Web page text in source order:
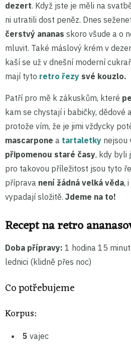
dezert. Když jste je měli na
ni utratili dost peněz. Dnes
čerstvý ananas skoro všude a o
mluvit. Také máslový krém v
kaší se už v dnešní moderní
mají tyto retro řezy své kouzlo.
Patří pro mě k zákuskům, které
kam se chystají i babičky, dědové
protože vím, že je jimi vždycky
mascarpone a tartaletky nejsou
připomenou staré časy, kdy byli
pro takovou příležitost jsou tyto
příprava není žádná velká věda,
vypadají složitě. Jdeme na to!
Recept na retro
Doba přípravy: 1 hodina 15
lednici (klidně přes noc)
Co potřebujeme
Korpus:
5 vajec